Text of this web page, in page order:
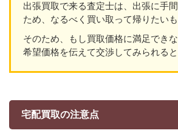
出張買取で来る査定士は、出張に手
ため、なるべく買い取って帰りたいも
そのため、もし買取価格に満足できな
希望価格を伝えて交渉してみられると
宅配買取の注意点